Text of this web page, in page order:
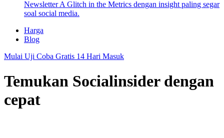
Newsletter A Glitch in the Metrics dengan insight paling segar
soal social media.
Harga
Blog
Mulai Uji Coba Gratis 14 Hari Masuk
Temukan Socialinsider dengan
cepat